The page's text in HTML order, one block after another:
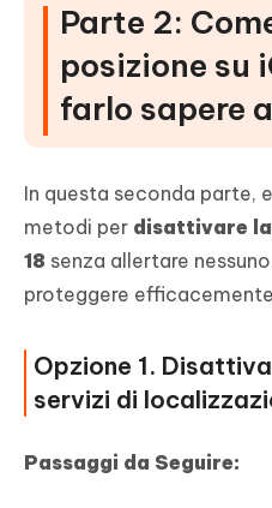
Parte 2:
posizione su
farlo sapere
In questa seconda parte,
metodi per disattivare la
18 senza allertare
proteggere
Opzione 1.
servizi di
Passaggi da Seguire: